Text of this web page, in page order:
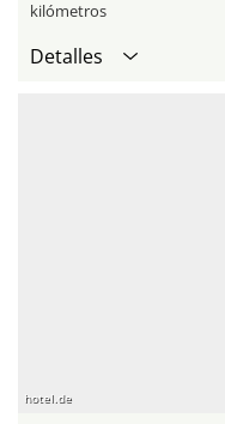
kilómetros
Detalles
hotel.de